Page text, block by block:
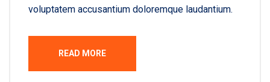
voluptatem accusantium doloremque laudantium.
READ MORE